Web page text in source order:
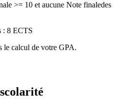
>= 10 et aucune Note finaledes
: 8 ECTS
le calcul de votre GPA.